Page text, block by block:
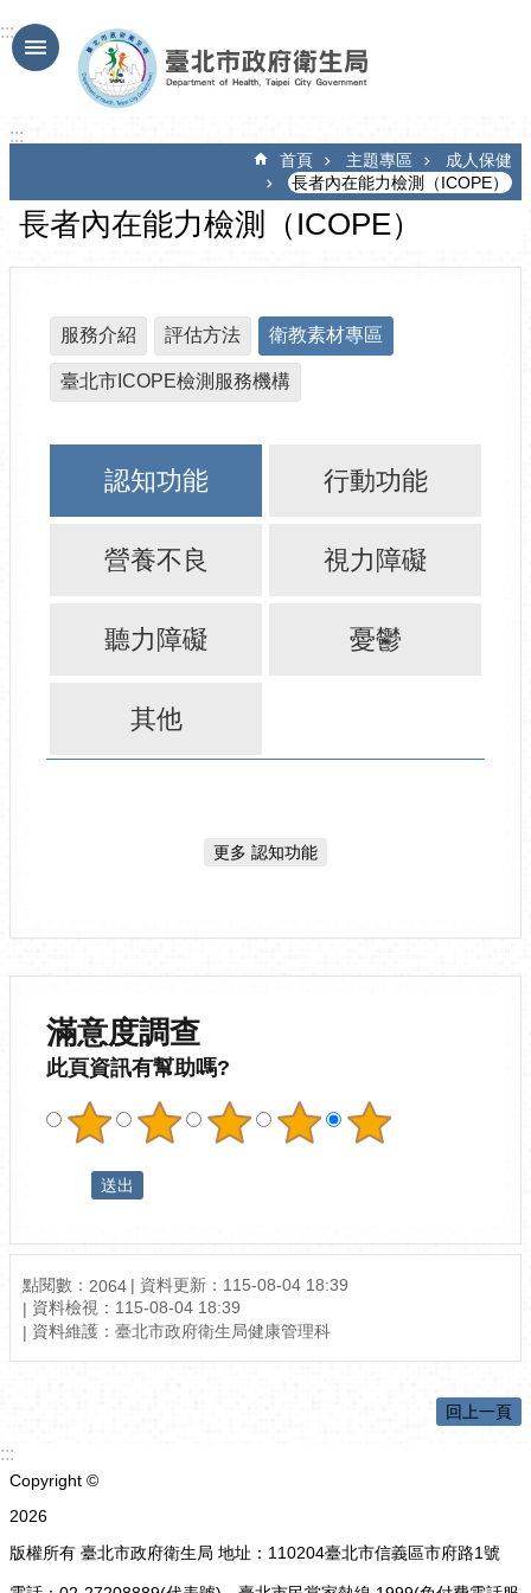
跳到主要內容區塊
:::
:::
首頁 主題專區
成人保健
長者內在能力檢測（ICOPE）
長者內在能力檢測（ICOPE）
服務介紹 評估方法 衛教素材專區
臺北市ICOPE檢測服務機構
認知功能 行動功能
營養不良 視力障礙
聽力障礙 憂鬱
其他
更多 認知功能
滿意度調查
此頁資訊有幫助嗎?
點閱數： 2064 資料更新： 115-08-04 18:39
資料檢視： 115-08-04 18:39
資料維護： 臺北市政府衛生局健康管理科
回上一頁
:::
Copyright ©
2026
版權所有 臺北市政府衛生局 地址：110204臺北市信義區市府路1號